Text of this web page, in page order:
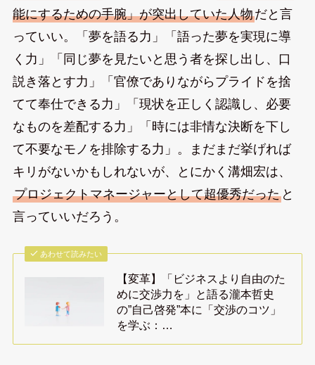
能にするための手腕」が突出していた人物だと言
っていい。「夢を語る力」「語った夢を実現に導
く力」「同じ夢を見たいと思う者を探し出し、口
説き落とす力」「官僚でありながらプライドを捨
てて奉仕できる力」「現状を正しく認識し、必要
なものを差配する力」「時には非情な決断を下し
て不要なモノを排除する力」。まだまだ挙げれば
キリがないかもしれないが、とにかく溝畑宏は、
プロジェクトマネージャーとして超優秀だったと
言っていいだろう。
あわせて読みたい
【変革】「ビジネスより自由のた
めに交渉力を」と語る瀧本哲史
の”自己啓発”本に「交渉のコツ」
を学ぶ：…